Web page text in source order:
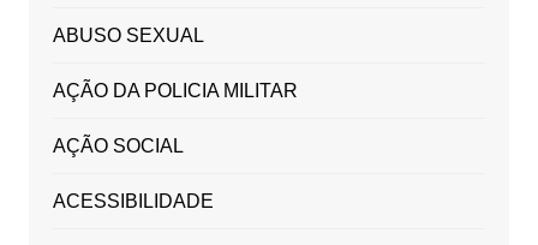
ABUSO SEXUAL
AÇÃO DA POLICIA MILITAR
AÇÃO SOCIAL
ACESSIBILIDADE